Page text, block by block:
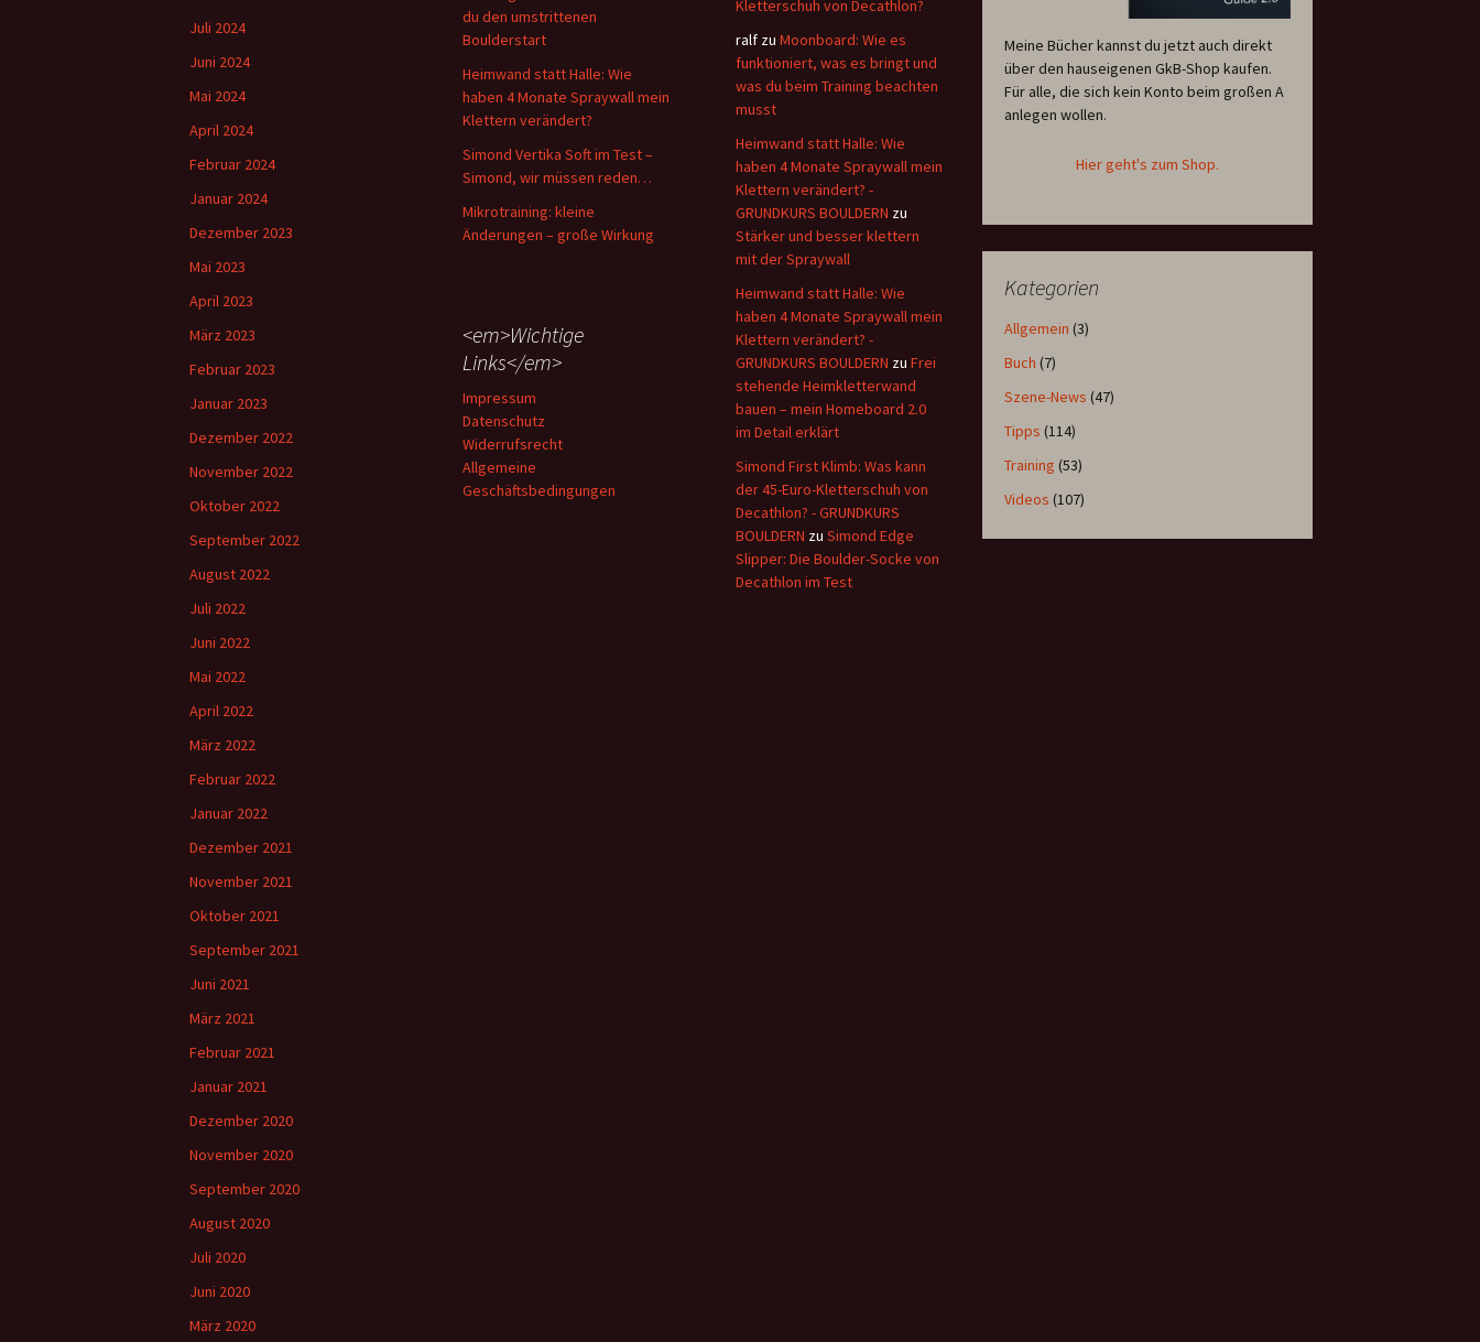
Meine Bücher kannst du jetzt auch direkt
über den hauseigenen GkB-Shop kaufen.
Für alle, die sich kein Konto beim großen A
anlegen wollen.
Hier geht's zum Shop.
Kategorien
Allgemein (3)
Buch (7)
Szene-News (47)
Tipps (114)
Training (53)
Videos (107)
du den umstrittenen
Boulderstart
Heimwand statt Halle: Wie
haben 4 Monate Spraywall mein
Klettern verändert?
Simond Vertika Soft im Test –
Simond, wir müssen reden…
Mikrotraining: kleine
Änderungen – große Wirkung
Kletterschuh von Decathlon?
ralf zu Moonboard: Wie es
funktioniert, was es bringt und
was du beim Training beachten
musst
Heimwand statt Halle: Wie
haben 4 Monate Spraywall mein
Klettern verändert? -
GRUNDKURS BOULDERN zu
Stärker und besser klettern
mit der Spraywall
Heimwand statt Halle: Wie
haben 4 Monate Spraywall mein
Klettern verändert? -
GRUNDKURS BOULDERN zu Frei
stehende Heimkletterwand
bauen – mein Homeboard 2.0
im Detail erklärt
Simond First Klimb: Was kann
der 45-Euro-Kletterschuh von
Decathlon? - GRUNDKURS
BOULDERN zu Simond Edge
Slipper: Die Boulder-Socke von
Decathlon im Test
Juli 2024
Juni 2024
Mai 2024
April 2024
Februar 2024
Januar 2024
Dezember 2023
Mai 2023
April 2023
März 2023
Februar 2023
Januar 2023
Dezember 2022
November 2022
Oktober 2022
September 2022
August 2022
Juli 2022
Juni 2022
Mai 2022
April 2022
März 2022
Februar 2022
Januar 2022
Dezember 2021
November 2021
Oktober 2021
September 2021
Juni 2021
März 2021
Februar 2021
Januar 2021
Dezember 2020
November 2020
September 2020
August 2020
Juli 2020
Juni 2020
März 2020
<em>Wichtige
Links</em>
Impressum
Datenschutz
Widerrufsrecht
Allgemeine
Geschäftsbedingungen